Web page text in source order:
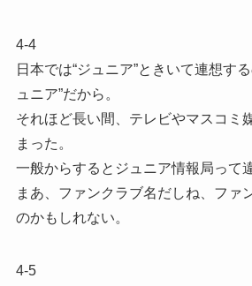
4-4
日本では“ジュニア”ときいて連想す
ュニア”だから。
それほど長い間、テレビやマスコミ
まった。
一般からするとジュニア情報局って
まあ、ファンクラブ名だしね、ファ
のかもしれない。
4-5